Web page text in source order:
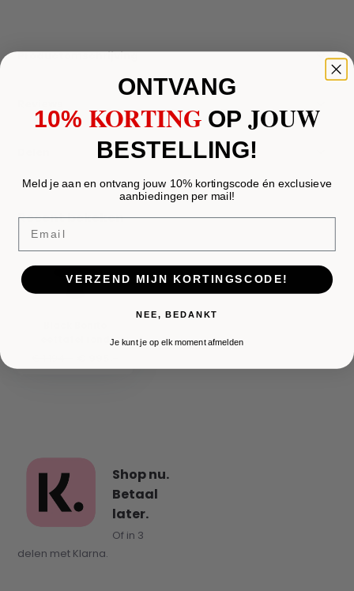
Productomschrijving
Recent bekeken
Shop nu.
Betaal
later.
Of in 3
delen met Klarna.
ONTVANG
10% KORTING OPJOUW
BESTELLING!
Meld je aan en ontvang jouw 10% kortingscode én exclusieve
aanbiedingen per mail!
Email
VERZEND MIJN KORTINGSCODE!
NEE, BEDANKT
Je kunt je op elk moment afmelden